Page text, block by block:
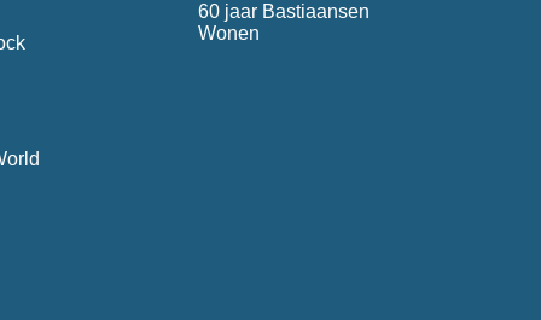
60 jaar Bastiaansen
Wonen